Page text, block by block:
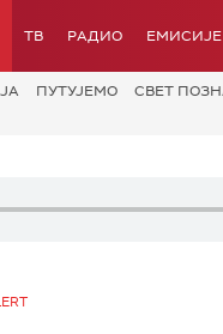
ТВ РАДИО ЕМИСИЈЕ
ПУТУЈЕМО СВЕТ